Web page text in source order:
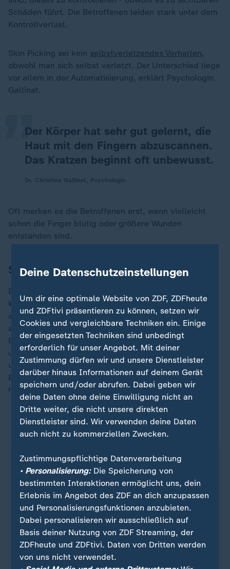
Schäden führt. Die Betroffenen leiden stark unter dem
Kontrollverlust.
Skin Picking sei kein selbstverletzendes Verhalten,
obwohl man sich selbst verletzt. Der Unterschied liege
vor allem in der Automatisierung, erklärt Psychologin
Gallinat.
Der Körper hat sehr gut gelernt, die
Haut mit den Fingern abzuscannen.
Das Kratzen beginnt oft unbewusst.
„
Oft merken es die Betroffenen erst, wenn vielleicht
schon die Finger blutig oder größere Wunden
entstanden sind.
Skin Picking abgewöhnen
Eine der wirksamsten Behandlungsformen ist die
kognitive Verhaltenstherapie. Sie zielt darauf ab, das
automatische Verhalten zu erkennen und durch
alternative Handlungen zu ersetzen. Dabei werden
Betroffene angeleitet, ihre Auslöser zu identifizieren
und Strategien zu entwickeln, um das Verhalten zu
unterbrechen. Daneben können zum Beispiel
Entspannungstechniken undAchtsamkeitsübungen
helfen, den Drang zu reduzieren.
Selbsthilfestrategien gegen Skin Picking
Neben professioneller Hilfe können auch
Selbsthilfestrategien unterstützen. Häufig tritt
Skin Picking im Badezimmer auf, wenn man
Hautunebenheiten im Spiegel findet. Das
Badezimmer ist deswegen ein Ort, an dem man
viel verändern kann. So kann man beispielsweise
das Licht dimmen oder den Spiegel zeitweise
verdecken, um ein Stück weit Kontrolle
zurückzugewinnen.
Deine Datenschutzeinstellungen
Um dir eine optimale Website von ZDF, ZDFheute
und ZDFtivi präsentieren zu können, setzen wir
Cookies und vergleichbare Techniken ein. Einige
der eingesetzten Techniken sind unbedingt
erforderlich für unser Angebot. Mit deiner
Zustimmung dürfen wir und unsere Dienstleister
darüber hinaus Informationen auf deinem Gerät
speichern und/oder abrufen. Dabei geben wir
deine Daten ohne deine Einwilligung nicht an
Dritte weiter, die nicht unsere direkten
Dienstleister sind. Wir verwenden deine Daten
auch nicht zu kommerziellen Zwecken.
Zustimmungspflichtige Datenverarbeitung
• Personalisierung:Die Speicherung von
bestimmten Interaktionen ermöglicht uns, dein
Erlebnis im Angebot des ZDF an dich anzupassen
und Personalisierungsfunktionen anzubieten.
Dabei personalisieren wir ausschließlich auf
Basis deiner Nutzung von ZDF Streaming, der
ZDFheute und ZDFtivi. Daten von Dritten werden
von uns nicht verwendet.